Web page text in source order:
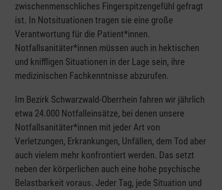
zwischenmenschliches Fingerspitzengefühl gefragt
ist. In Notsituationen tragen sie eine große
Verantwortung für die Patient*innen.
Notfallsanitäter*innen müssen auch in hektischen
und kniffligen Situationen in der Lage sein, ihre
medizinischen Fachkenntnisse abzurufen.
Im Bezirk Schwarzwald-Oberrhein fahren wir jährlich
etwa 24.000 Notfalleinsätze, bei denen unsere
Notfallsanitäter*innen mit jeder Art von
Verletzungen, Erkrankungen, Unfällen, dem Tod aber
auch vielem mehr konfrontiert werden. Das setzt
neben der körperlichen auch eine hohe psychische
Belastbarkeit voraus. Jeder Tag, jede Situation und